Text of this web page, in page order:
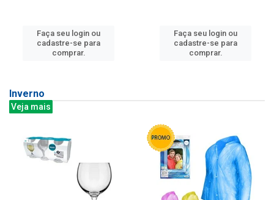
Faça seu login ou
cadastre-se para
comprar.
Faça seu login ou
cadastre-se para
comprar.
Inverno
Veja mais